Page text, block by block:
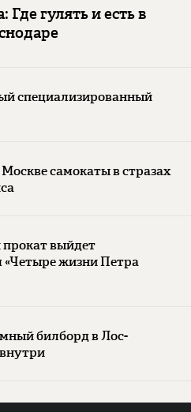
гулять и есть в
специализированный
самокаты в стразах
прокат выйдет
жизни Петра
билборд в Лос-